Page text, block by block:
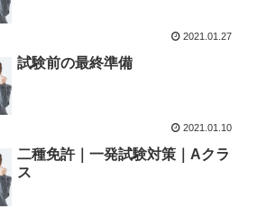
2021.01.27
試験前の最終準備
2021.01.10
二種免許｜一発試験対策｜Aクラ
ス